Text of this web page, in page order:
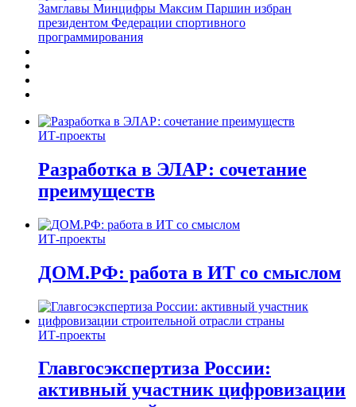
Замглавы Минцифры Максим Паршин избран
президентом Федерации спортивного
программирования
ИТ-проекты
Разработка в ЭЛАР: сочетание
преимуществ
ИТ-проекты
ДОМ.РФ: работа в ИТ со смыслом
ИТ-проекты
Главгосэкспертиза России:
активный участник цифровизации